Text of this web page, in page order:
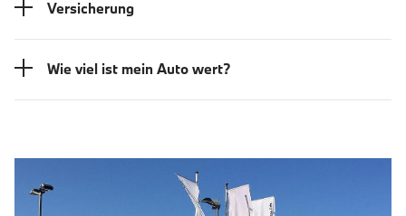
Versicherung
Wie viel ist mein Auto wert?